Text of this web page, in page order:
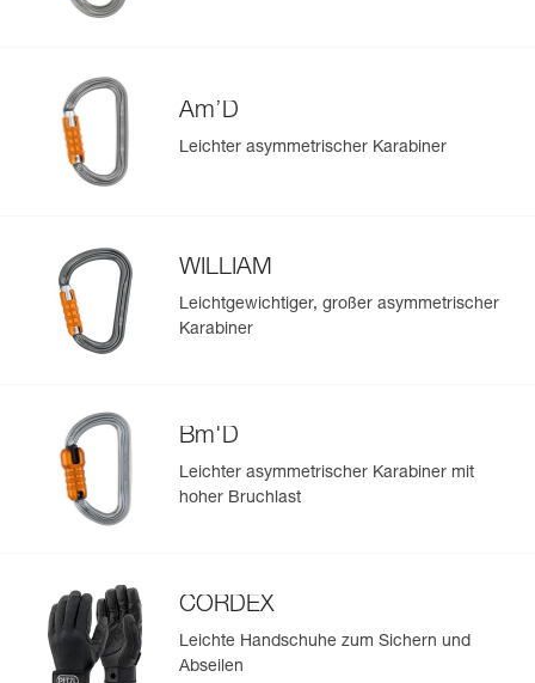
Am’D
Leichter asymmetrischer Karabiner
WILLIAM
Leichtgewichtiger, großer asymmetrischer
Karabiner
Bm'D
Leichter asymmetrischer Karabiner mit
hoher Bruchlast
CORDEX
Leichte Handschuhe zum Sichern und
Abseilen